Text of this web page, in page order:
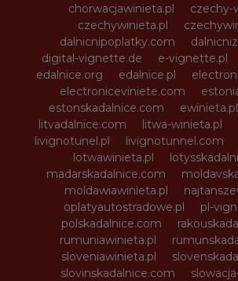
chorwacjawinieta.pl
czechy-
czechywinieta.pl
dalnicnipoplatky.com
digital-vignette.de
e-vignette.pl
edalnice.org
edalnice.pl
electroniceviniete.com
estonskadalnice.com
ewinieta.pl
litvadalnice.com
litwa-winieta.pl
livignotunel.pl
livignotunnel.com
lotwawinieta.pl
madarskadalnice.com
moldawiawinieta.pl
oplatyautostradowe.pl
pl-
polskadalnice.com
rumuniawinieta.pl
sloveniawinieta.pl
slovinskadalnice.com